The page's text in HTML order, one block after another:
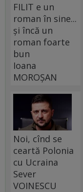
FILIT e un
roman în sine...
și încă un
roman foarte
bun
Ioana
MOROȘAN
Noi, cînd se
ceartă Polonia
cu Ucraina
Sever
VOINESCU